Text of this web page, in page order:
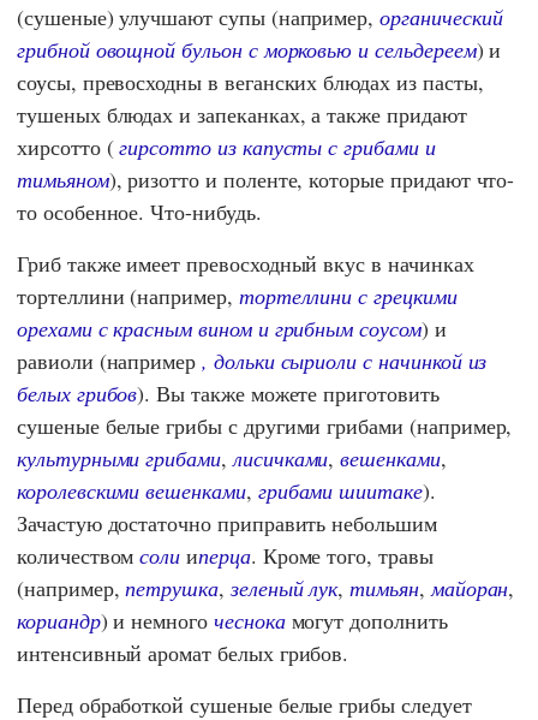
(сушеные) улучшают супы (например,органический
грибной овощной бульон с морковью и сельдереем) и
соусы, превосходны в веганских блюдах из пасты,
тушеных блюдах и запеканках, а также придают
хирсотто (гирсотто из капусты с грибами и
тимьяном), ризотто и поленте, которые придают что-
то особенное. Что-нибудь.
Гриб также имеет превосходный вкус в начинках
тортеллини (например, тортеллини с грецкими
орехами с красным вином и грибным соусом) и
равиоли (например, дольки сыриоли с начинкой из
белых грибов). Вы также можете приготовить
сушеные белые грибы с другими грибами (например,
культурными грибами,лисичками,вешенками,
королевскими вешенками, грибами шиитаке).
Зачастую достаточно приправить небольшим
количествомсоли иперца. Кроме того, травы
(например,петрушка,зеленый лук,тимьян,майоран,
кориандр) и немного чеснокамогут дополнить
интенсивный аромат белых грибов.
Перед обработкой сушеные белые грибы следует